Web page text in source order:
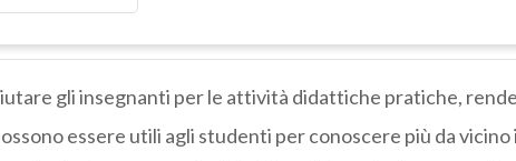
gli insegnanti per le attività didattiche pratiche,
essere utili agli studenti per conoscere più da vicino